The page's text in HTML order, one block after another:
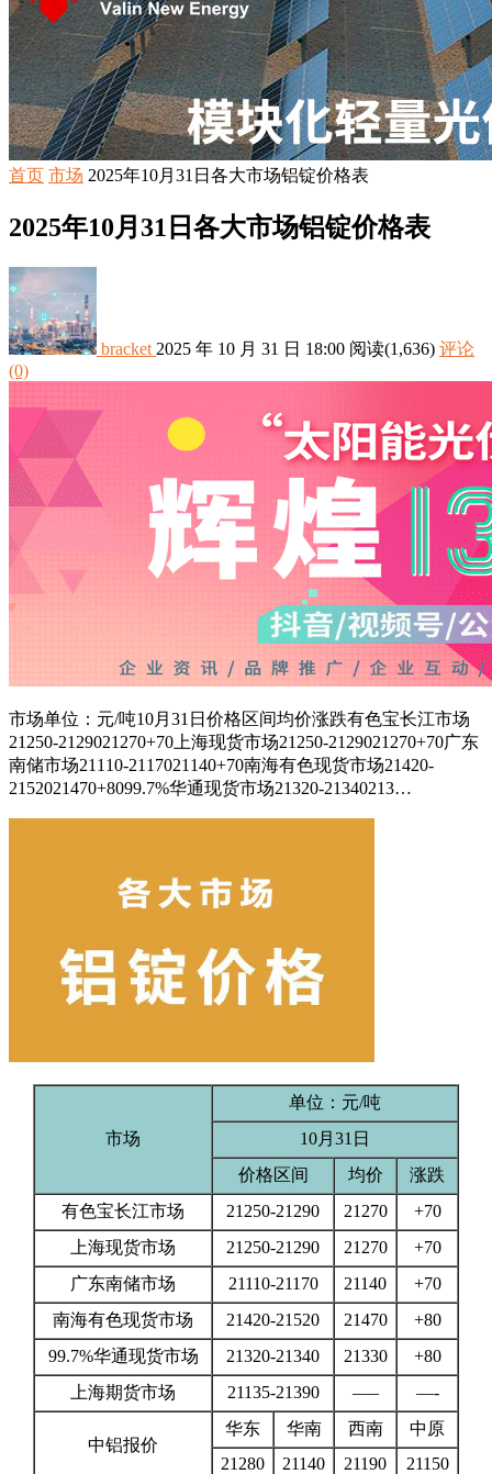
首页 市场 2025年10月31日各大市场铝锭价格表
2025年10月31日各大市场铝锭价格表
bracket 2025 年 10 月 31 日 18:00 阅读(1,636) 评论
(0)
市场单位：元/吨10月31日价格区间均价涨跌有色宝长江市场
21250-2129021270+70上海现货市场21250-2129021270+70广东
南储市场21110-2117021140+70南海有色现货市场21420-
2152021470+8099.7%华通现货市场21320-21340213…
市场
单位：元/吨
10月31日
价格区间
均价
涨跌
有色宝长江市场
21250-21290 21270
+70
上海现货市场
21250-21290 21270
+70
广东南储市场
21110-21170 21140
+70
南海有色现货市场
21420-21520 21470
+80
99.7%华通现货市场
21320-21340 21330
+80
上海期货市场
21135-21390 —– —-
中铝报价
华东 华南 西南
中原
21280
21140 21190 21150